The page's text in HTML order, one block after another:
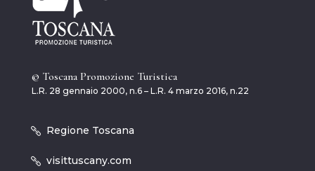
© Toscana Promozione Turistica
L.R. 28 gennaio 2000, n.6 – L.R. 4 marzo 2016, n.22
Regione Toscana
visittuscany.com